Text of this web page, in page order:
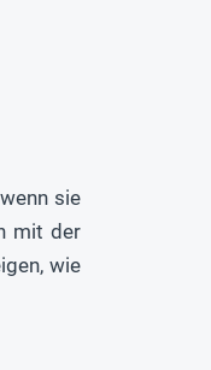
sie
mit der
wie